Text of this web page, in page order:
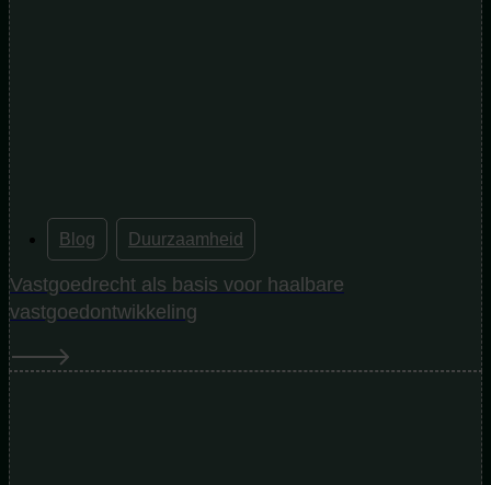
Blog Duurzaamheid
Vastgoedrecht als basis voor haalbare
vastgoedontwikkeling